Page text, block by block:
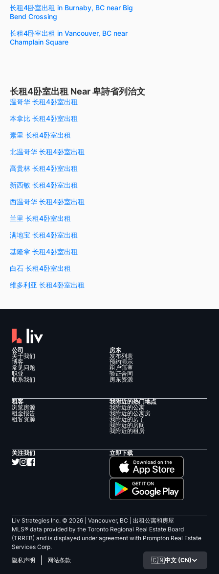
长租4卧室出租 in Burnaby, BC near Big
Bend Crossing
长租4卧室出租 in Vancouver, BC near
Champlain Square
长租4卧室出租 Near 卑詩省列治文
温哥华 长租4卧室出租
本拿比 长租4卧室出租
素里 长租4卧室出租
北温哥华 长租4卧室出租
高贵林 长租4卧室出租
新西敏 长租4卧室出租
西温哥华 长租4卧室出租
兰里 长租4卧室出租
满地宝 长租4卧室出租
基隆拿 长租4卧室出租
白石 长租4卧室出租
维多利亚 长租4卧室出租
公司
关于我们
博客
常见问题
职业
联系我们
房东
发布列表
预约演示
租户筛查
验证合同
房东资源
租客
浏览房源
租金报告
租客资源
我附近的热门地点
我附近的公寓
我附近的公寓房
我附近的房子
我附近的房间
我附近的租房
关注我们 立即下载
Liv Strategies Inc. © 2026 | Vancouver, BC |
出租公寓和房屋
MLS® data provided by the Toronto Regional Real Estate Board
(TRREB) and is displayed under agreement with Prompton Real Estate
Services Corp.
隐私声明
网站条款 🇨🇳中文 (CN)